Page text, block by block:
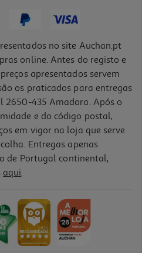
no site Auchan.pt
online. Antes do registo e
apresentados servem
os praticados para entregas
2650-435 Amadora. Após o
e do código postal,
em vigor na loja que serve
Entregas apenas
de Portugal continental,
aqui.